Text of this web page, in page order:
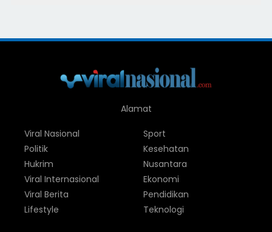
Alamat
Viral Nasional
Politik
Hukrim
Viral Internasional
Viral Berita
Lifestyle
Sport
Kesehatan
Nusantara
Ekonomi
Pendidikan
Teknologi